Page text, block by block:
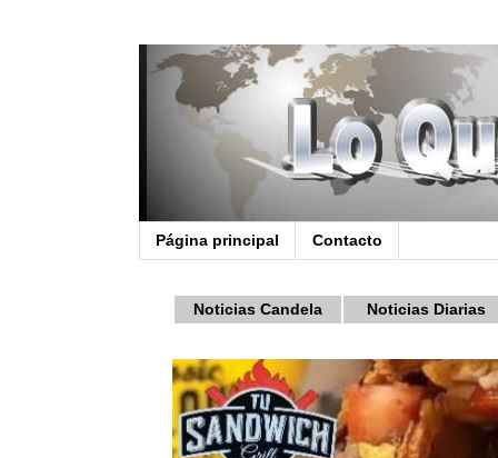
Página principal Contacto
Noticias Candela Noticias Diarias